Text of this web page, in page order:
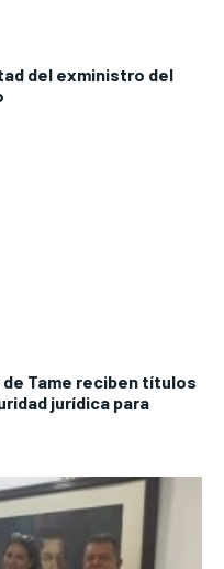
del exministro del
Tame reciben títulos
jurídica para